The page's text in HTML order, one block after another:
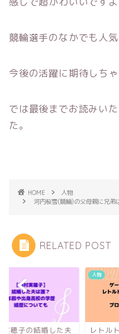
競輪選手のなかでも人
今後の活躍に期待しちゃ
では最後までお読みい
た。
HOME
人物
河内桜雪(競輪)の父母親に兄弟
RELATED POST
実穂子の結婚した夫
人物
レトル